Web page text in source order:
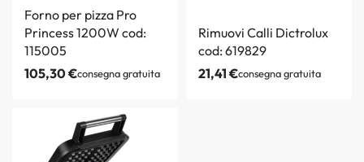
Forno per pizza Pro
Princess 1200W cod:
115005
105,30€consegna gratuita
Rimuovi Calli Dictrolux
cod: 619829
21,41 €consegna gratuita